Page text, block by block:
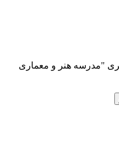
"مدرسه هنر و معماری